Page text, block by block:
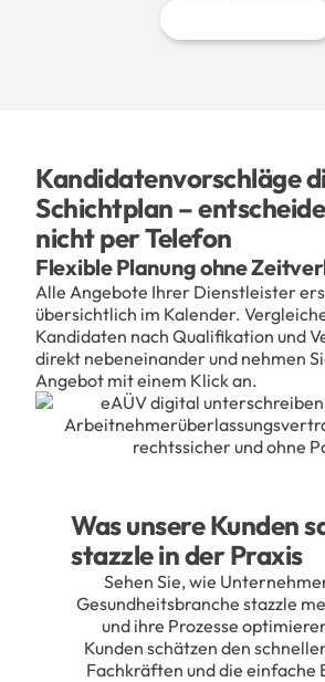
Kandidatenvorschläge
Schichtplan –
nicht per Telefon
Flexible Planung ohne
Alle Angebote Ihrer Dienstleister
übersichtlich im Kalender.
Kandidaten nach Qualifikation und
direkt nebeneinander und nehmen
Angebot mit einem Klick an.
Was unsere Kunden
stazzle in der Praxis
Sehen Sie, wie
Gesundheitsbranche stazzle
und ihre Prozesse
Kunden schätzen den
Fachkräften und die einfache